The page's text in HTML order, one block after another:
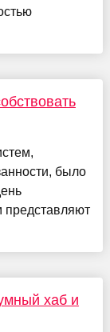
было
представляют
хаб и